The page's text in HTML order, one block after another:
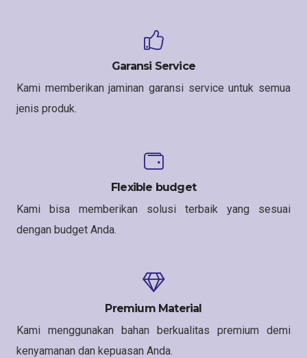
Garansi Service
Kami memberikan jaminan garansi service untuk semua
jenis produk.
Flexible budget
Kami bisa memberikan solusi terbaik yang sesuai
dengan budget Anda.
Premium Material
Kami menggunakan bahan berkualitas premium demi
kenyamanan dan kepuasan Anda.